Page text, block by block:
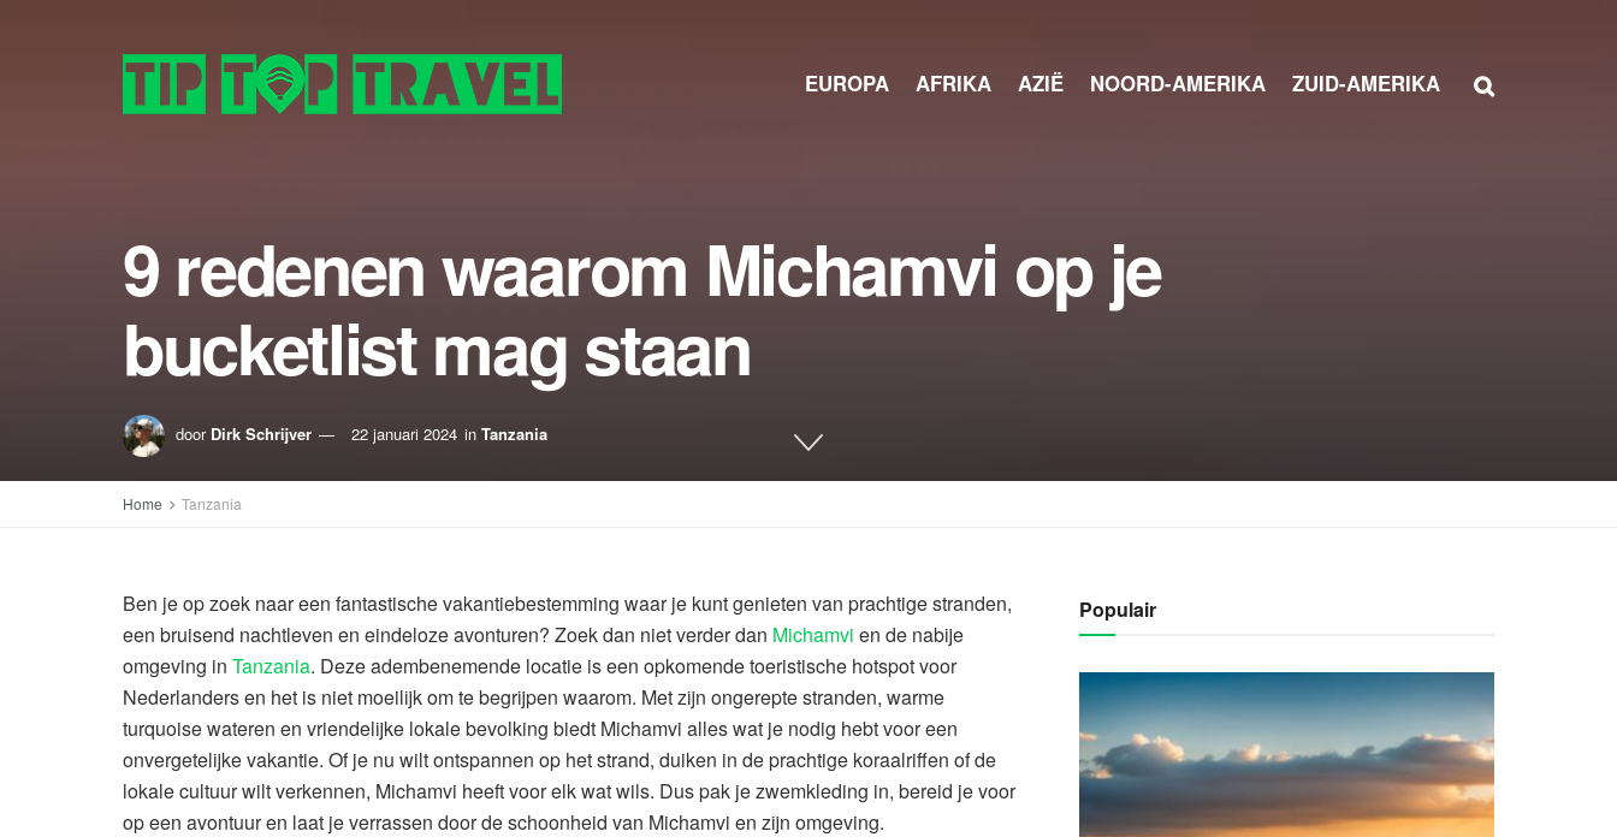
EUROPA AFRIKA AZIË NOORD-AMERIKA ZUID-AMERIKA
9 redenen waarom Michamvi op je
bucketlist mag staan
door Dirk Schrijver 22 januari 2024 in Tanzania
Home Tanzania
Ben je op zoek naar een fantastische vakantiebestemming waar je kunt genieten van prachtige stranden,
een bruisend nachtleven en eindeloze avonturen? Zoek dan niet verder dan Michamvi en de nabije
omgeving in Tanzania. Deze adembenemende locatie is een opkomende toeristische hotspot voor
Nederlanders en het is niet moeilijk om te begrijpen waarom. Met zijn ongerepte stranden, warme
turquoise wateren en vriendelijke lokale bevolking biedt Michamvi alles wat je nodig hebt voor een
onvergetelijke vakantie. Of je nu wilt ontspannen op het strand, duiken in de prachtige koraalriffen of de
lokale cultuur wilt verkennen, Michamvi heeft voor elk wat wils. Dus pak je zwemkleding in, bereid je voor
op een avontuur en laat je verrassen door de schoonheid van Michamvi en zijn omgeving.
Populair